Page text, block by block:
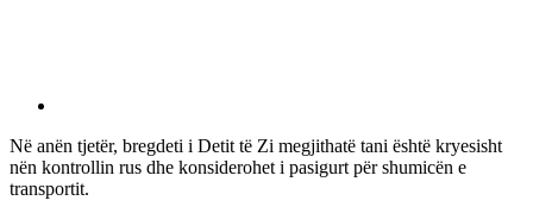
Në anën tjetër, bregdeti i Detit të Zi megjithatë tani është kryesisht
nën kontrollin rus dhe konsiderohet i pasigurt për shumicën e
transportit.